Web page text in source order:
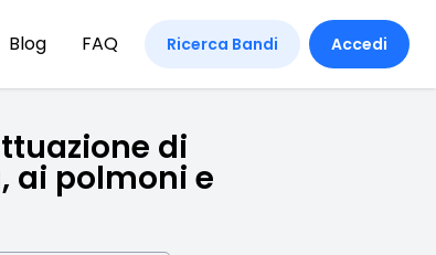
Blog FAQ Ricerca Bandi Accedi
di
ai polmoni e